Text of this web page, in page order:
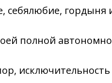
себялюбие, гордыня
полной